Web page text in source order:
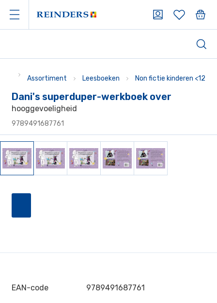
Assortiment Leesboeken Non fictie kinderen <12
Dani's superduper-werkboek over
hooggevoeligheid
9789491687761
EAN-code 9789491687761